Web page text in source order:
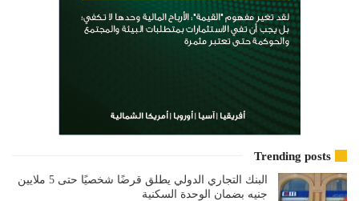
Trending posts
البنك التجاري الدولي يطلق قرضًا شخصيًا حتى 5 ملايين
جنيه بضمان الوحدة السكنية